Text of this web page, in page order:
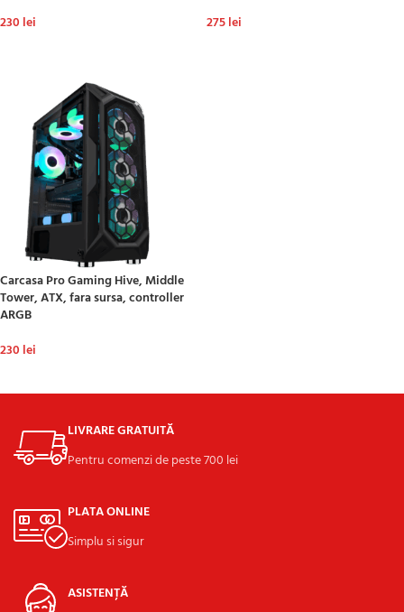
230 lei
275lei
Carcasa Pro Gaming Hive, Middle
Tower, ATX, fara sursa, controller
ARGB
230 lei
LIVRARE GRATUITĂ
Pentru comenzi de peste 700 lei
PLATA ONLINE
Simplu si sigur
ASISTENȚĂ